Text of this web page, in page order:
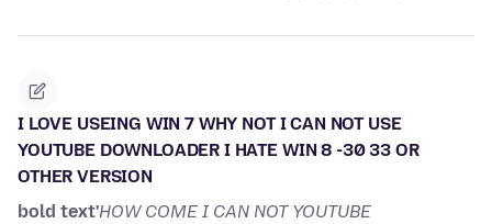
I LOVE USEING WIN 7 WHY NOT I CAN NOT USE
YOUTUBE DOWNLOADER I HATE WIN 8 -30 33 OR
OTHER VERSION
bold text'HOW COME I CAN NOT YOUTUBE